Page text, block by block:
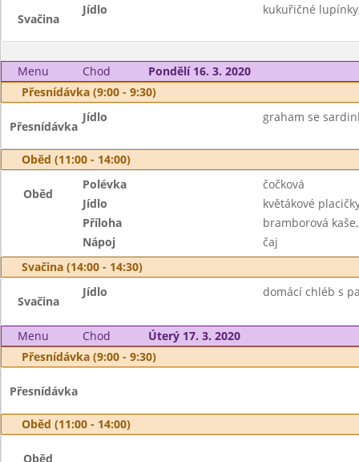
Svačina
Jídlo kukuřičné
Menu Chod
Pondělí 16. 3. 2020
Přesnídávka (9:00 - 9:30)
Přesnídávka
Jídlo graham se
Oběd (11:00 - 14:00)
Oběd
Polévka
čočková
Jídlo
květákové
Příloha
bramborová
Nápoj
čaj
Svačina (14:00 - 14:30)
Svačina
Jídlo domácí chléb s
Menu Chod
Úterý 17. 3. 2020
Přesnídávka (9:00 - 9:30)
Přesnídávka
Oběd (11:00 - 14:00)
Oběd